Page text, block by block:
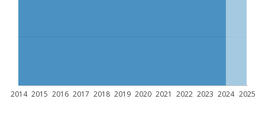
2014 2015 2016 2017 2018 2019 2020 2021 2022 2023 2024 2025